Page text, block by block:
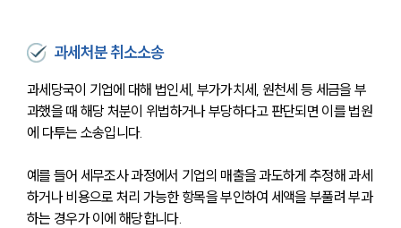
과세처분 취소소송
과세당국이 기업에 대해 법인세, 부가가치세, 원천세 등 세금을 부
과했을 때 해당 처분이 위법하거나 부당하다고 판단되면 이를 법원
에 다투는 소송입니다.
예를 들어 세무조사 과정에서 기업의 매출을 과도하게 추정해 과세
하거나 비용으로 처리 가능한 항목을 부인하여 세액을 부풀려 부과
하는 경우가 이에 해당합니다.